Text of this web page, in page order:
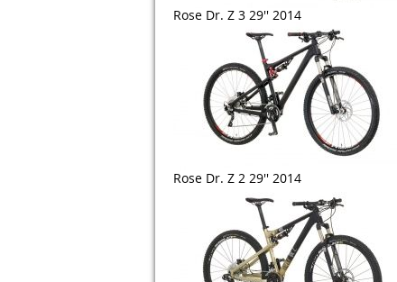
Rose Dr. Z 3 29'' 2014
Rose Dr. Z 2 29'' 2014